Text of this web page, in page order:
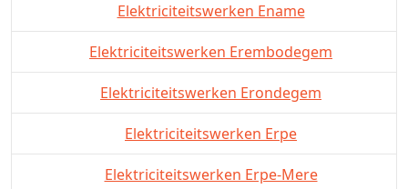
Elektriciteitswerken Ename
Elektriciteitswerken Erembodegem
Elektriciteitswerken Erondegem
Elektriciteitswerken Erpe
Elektriciteitswerken Erpe-Mere